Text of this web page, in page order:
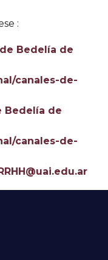
:
Bedelía de
canales-de-
Bedelía de
canales-de-